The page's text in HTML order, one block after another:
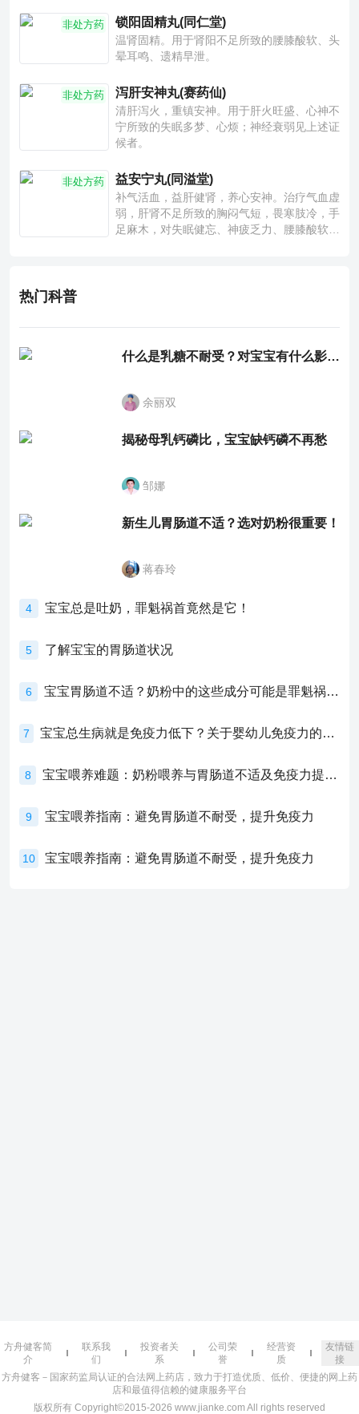
非处方药 锁阳固精丸(同仁堂)
温肾固精。用于肾阳不足所致的腰膝酸软、头
晕耳鸣、遗精早泄。
非处方药 泻肝安神丸(赛药仙)
清肝泻火，重镇安神。用于肝火旺盛、心神不
宁所致的失眠多梦、心烦；神经衰弱见上述证
候者。
非处方药 益安宁丸(同溢堂)
补气活血，益肝健肾，养心安神。治疗气血虚
弱，肝肾不足所致的胸闷气短，畏寒肢冷，手
足麻木，对失眠健忘、神疲乏力、腰膝酸软也
热门科普
什么是乳糖不耐受？对宝宝有什么影响？
余丽双
揭秘母乳钙磷比，宝宝缺钙磷不再愁
邹娜
新生儿胃肠道不适？选对奶粉很重要！
蒋春玲
4 宝宝总是吐奶，罪魁祸首竟然是它！
5 了解宝宝的胃肠道状况
6 宝宝胃肠道不适？奶粉中的这些成分可能是罪魁祸首！
7 宝宝总生病就是免疫力低下？关于婴幼儿免疫力的真相，家长必须了解！
8 宝宝喂养难题：奶粉喂养与胃肠道不适及免疫力提升的奥秘
9 宝宝喂养指南：避免胃肠道不耐受，提升免疫力
10 宝宝喂养指南：避免胃肠道不耐受，提升免疫力
方舟健客简
介
联系我
们
投资者关
系
公司荣
誉
经营资
质
友情链
接
方舟健客－国家药监局认证的合法网上药店，致力于打造优质、低价、便捷的网上药
店和最值得信赖的健康服务平台
版权所有 Copyright©2015-2026 www.jianke.com All rights reserved